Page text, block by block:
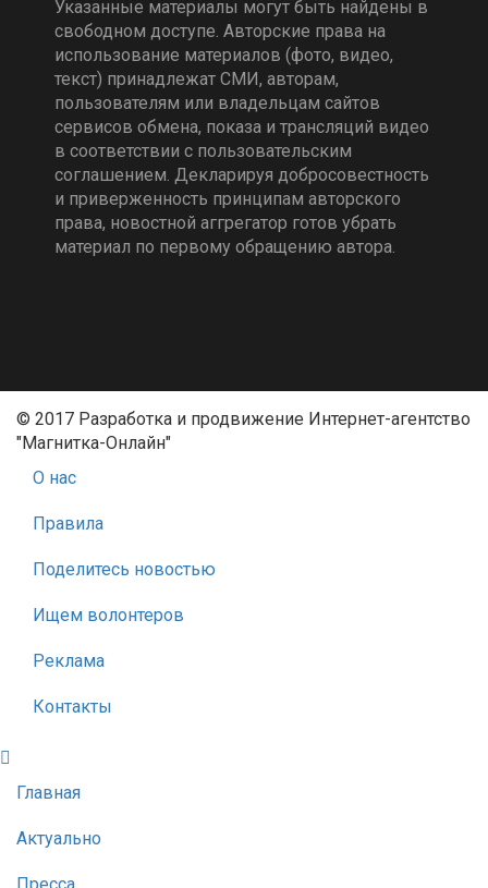
Указанные материалы могут быть найдены в
свободном доступе. Авторские права на
использование материалов (фото, видео,
текст) принадлежат СМИ, авторам,
пользователям или владельцам сайтов
сервисов обмена, показа и трансляций видео
в соответствии с пользовательским
соглашением. Декларируя добросовестность
и приверженность принципам авторского
права, новостной аггрегатор готов убрать
материал по первому обращению автора.
© 2017 Разработка и продвижение Интернет-агентство
"Магнитка-Онлайн"
О нас
Правила
Поделитесь новостью
Ищем волонтеров
Реклама
Контакты
Главная
Актуально